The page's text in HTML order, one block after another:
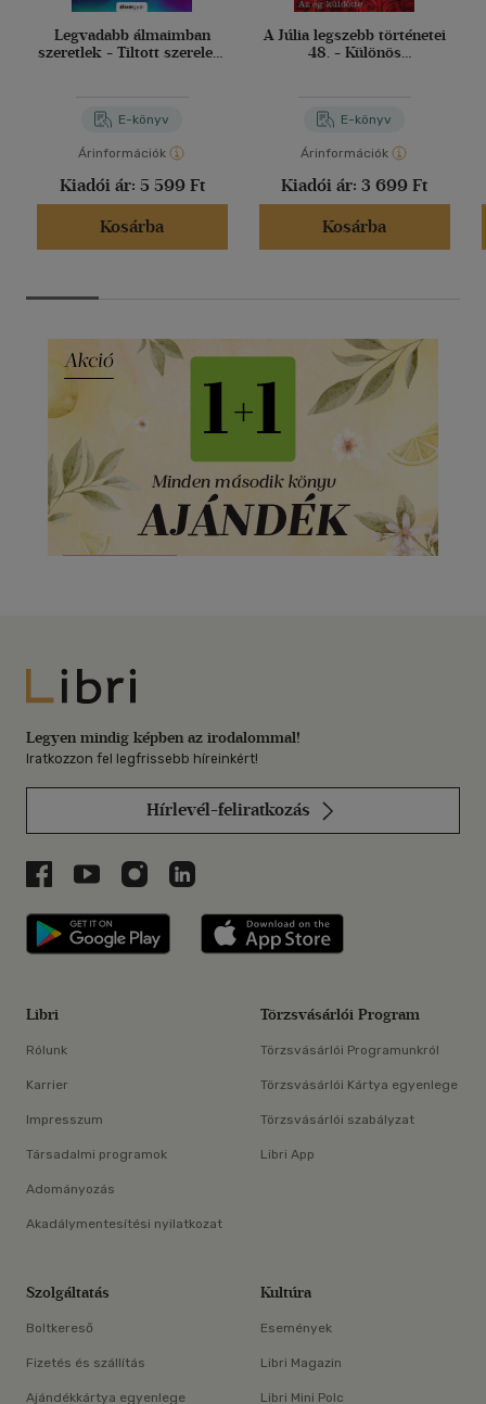
Legvadabb álmaimban
szeretlek - Tiltott szerelem
E-könyv
Árinformációk
Kiadói ár: 5 599 Ft
Kosárba
A Júlia legszebb történetei
48. - Különös
E-könyv
Árinformációk
Kiadói ár: 3 699 Ft
Kosárba
Libri
Legyen mindig képben az irodalommal!
Iratkozzon fel legfrissebb híreinkért!
Hírlevél-feliratkozás
Libri a Facebookon
Libri a Youtube-on
Libri az Instagramon
Libri a LinkedInen
Libri applikáció Szerezd meg: Google
Libri
Rólunk
Karrier
Impresszum
Társadalmi programok
Adományozás
Akadálymentesítési nyilatkozat
Törzsvásárlói Program
Törzsvásárlói Programunkról
Törzsvásárlói Kártya egyenlege
Törzsvásárlói szabályzat
Libri App
Szolgáltatás
Boltkereső
Fizetés és szállítás
Ajándékkártya egyenlege
Kultúra
Események
Libri Magazin
Libri Mini Polc